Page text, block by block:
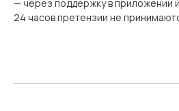
— через поддержку в приложении
24 часов претензии не